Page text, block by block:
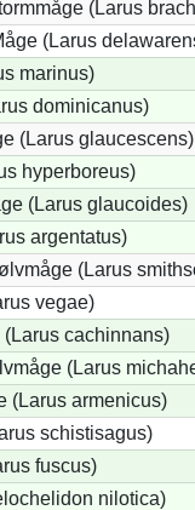
(Larus
(Larus
marinus)
dominicanus)
(Larus glaucescens)
hyperboreus)
(Larus glaucoides)
argentatus)
(Larus
vegae)
cachinnans)
(Larus
(Larus armenicus)
schistisagus)
fuscus)
nilotica)